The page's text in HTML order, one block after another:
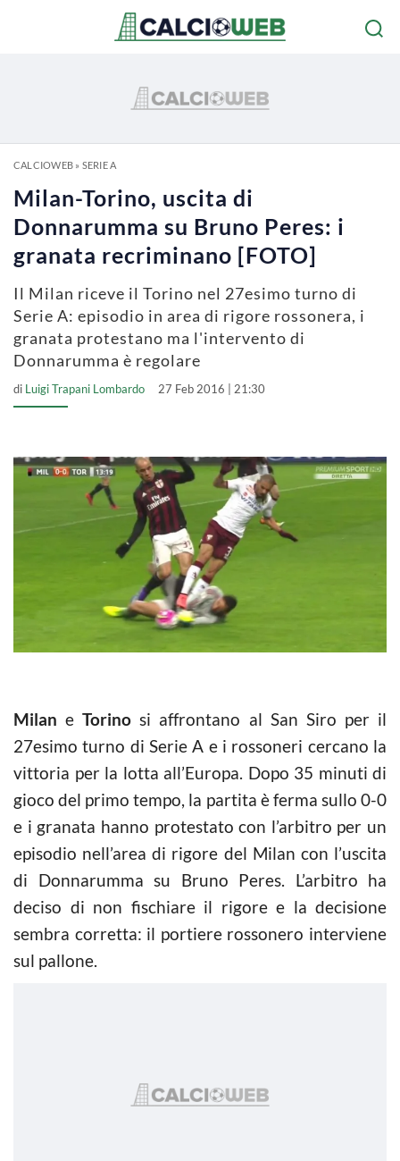
CALCIOWEB» SERIE A
Milan-Torino, uscita di
Donnarumma su Bruno Peres: i
granata recriminano [FOTO]
Il Milan riceve il Torino nel 27esimo turno di
Serie A: episodio in area di rigore rossonera, i
granata protestano ma l'intervento di
Donnarumma è regolare
di Luigi Trapani Lombardo 27 Feb 2016 | 21:30
Milan eTorino si affrontano al San Siro per il
27esimo turno di Serie A e i rossoneri cercano la
vittoria per la lotta all’Europa. Dopo 35 minuti di
gioco del primo tempo, la partita è ferma sullo 0-0
e i granata hanno protestato con l’arbitro per un
episodio nell’area di rigore del Milan con l’uscita
di Donnarumma su Bruno Peres. L’arbitro ha
deciso di non fischiare il rigore e la decisione
sembra corretta: il portiere rossonero interviene
sul pallone.